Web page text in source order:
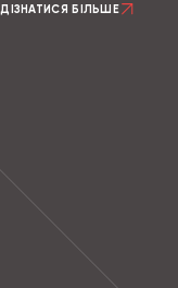
ДІЗНАТИСЯ БІЛЬШЕ